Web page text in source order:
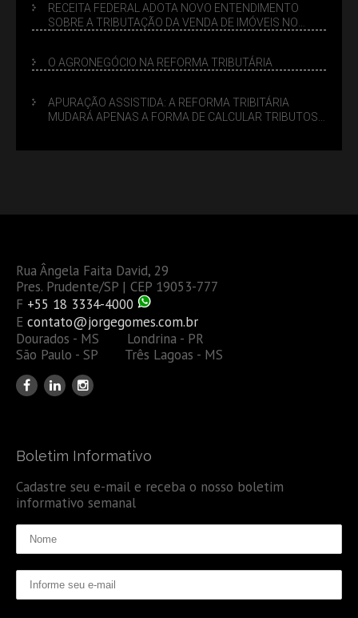
RECEITA FEDERAL ADOTA NOVO ENTENDIMENTO
SOBRE A TRIBUTAÇÃO DA VENDA DE IMÓVEIS NO
O AGRONEGÓCIO NA REFORMA TRIBUTÁRIA
APURAÇÃO ASSISTIDA: A REFORMA TRIBITÁRIA
MUDARÁ APENAS A FORMA DE CALCULAR TRIBUTOS
Rua Ângela Faita David, 29
Pres. Prudente/SP | CEP 19053-777
F +55 18 3334-4000
E contato@jorgegomes.com.br
Dourados - MS Londrina - PR
São Paulo - SP Três Lagoas - MS
Boletim Informativo
Cadastre seu e-mail e receba o nosso boletim
informativo semanal